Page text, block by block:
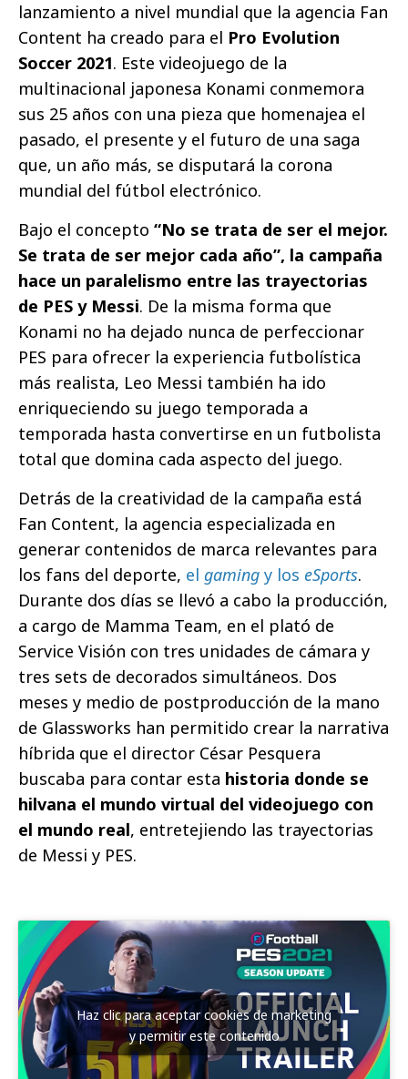
lanzamiento a nivel mundial que la agencia Fan
Content ha creado para el Pro Evolution
Soccer 2021. Este videojuego de la
multinacional japonesa Konami conmemora
sus 25 años con una pieza que homenajea el
pasado, el presente y el futuro de una saga
que, un año más, se disputará la corona
mundial del fútbol electrónico.
Bajo el concepto “No se trata de ser el mejor.
Se trata de ser mejor cada año”, la campaña
hace un paralelismo entre las trayectorias
de PES y Messi. De la misma forma que
Konami no ha dejado nunca de perfeccionar
PES para ofrecer la experiencia futbolística
más realista, Leo Messi también ha ido
enriqueciendo su juego temporada a
temporada hasta convertirse en un futbolista
total que domina cada aspecto del juego.
Detrás de la creatividad de la campaña está
Fan Content, la agencia especializada en
generar contenidos de marca relevantes para
los fans del deporte, el gaming y los eSports.
Durante dos días se llevó a cabo la producción,
a cargo de Mamma Team, en el plató de
Service Visión con tres unidades de cámara y
tres sets de decorados simultáneos. Dos
meses y medio de postproducción de la mano
de Glassworks han permitido crear la narrativa
híbrida que el director César Pesquera
buscaba para contar esta historia donde se
hilvana el mundo virtual del videojuego con
el mundo real, entretejiendo las trayectorias
de Messi y PES.
Haz clic para aceptar cookies de marketing
y permitir este contenido